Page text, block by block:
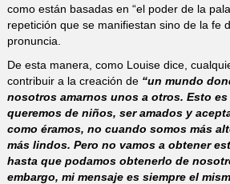
como están basadas en “el poder de la
repetición que se manifiestan sino de la fe
pronuncia.
De esta manera, como Louise dice,
contribuir a la creación de “un mundo
nosotros amarnos unos a otros. Esto
queremos de niños, ser amados y
como éramos, no cuando somos más
más lindos. Pero no vamos a obtener
hasta que podamos obtenerlo de
embargo, mi mensaje es siempre el